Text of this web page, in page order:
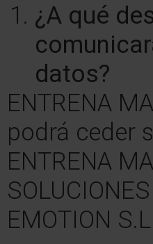
¿A qué
datos?
ENTRENA
podrá ceder
ENTRENA
EMOTION S.L